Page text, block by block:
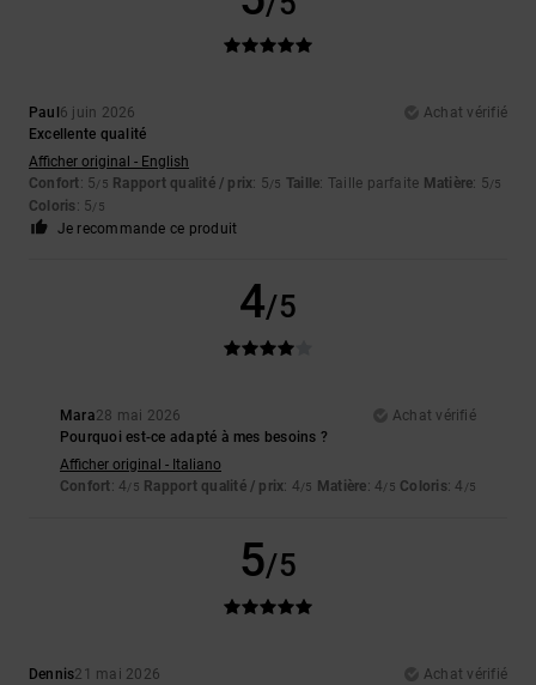
Paul6 juin 2026
Achat vérifié
Excellente qualité
Afficher original - English
Confort: 5/5 Rapport qualité / prix: 5/5 Taille: Taille parfaite Matière: 5/5
Coloris: 5/5
Je recommande ce produit
4/5
Mara28 mai 2026
Achat vérifié
Pourquoi est-ce adapté à mes besoins ?
Afficher original - Italiano
Confort: 4/5 Rapport qualité / prix: 4/5 Matière: 4/5 Coloris: 4 /5
5/5
Dennis21 mai 2026
Achat vérifié